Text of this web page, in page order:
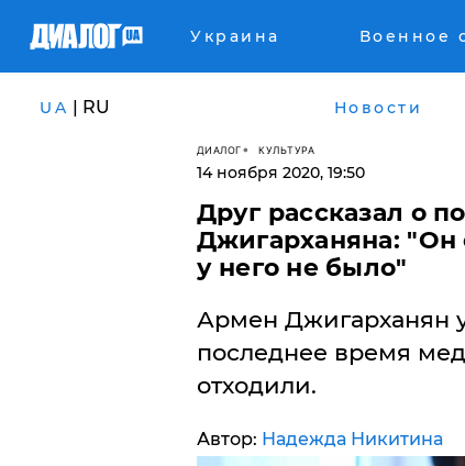
Украина Военное
UA | RU Новости
ДИАЛОГ КУЛЬТУРА
14 ноября 2020, 19:50
Друг рассказал о
Джигарханяна: "Он
у него не было"
Армен Джигарханян
последнее время
отходили.
Автор: Надежда Никитина